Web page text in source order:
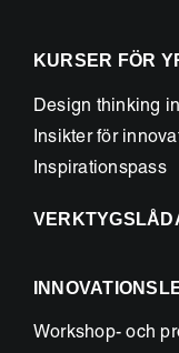
KURSER FÖR
Design thinking
Insikter för
Inspirationspass
Workshop- och